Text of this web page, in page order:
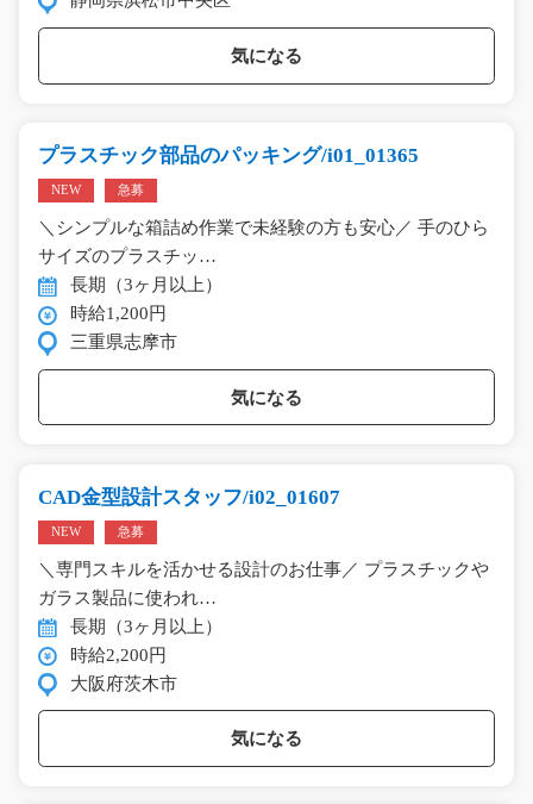
気になる
プラスチック部品のパッキング/i01_01365
NEW 急募
＼シンプルな箱詰め作業で未経験の方も安心／ 手のひら
サイズのプラスチッ…
長期（3ヶ月以上）
時給1,200円
三重県志摩市
気になる
CAD金型設計スタッフ/i02_01607
NEW 急募
＼専門スキルを活かせる設計のお仕事／ プラスチックや
ガラス製品に使われ…
長期（3ヶ月以上）
時給2,200円
大阪府茨木市
気になる